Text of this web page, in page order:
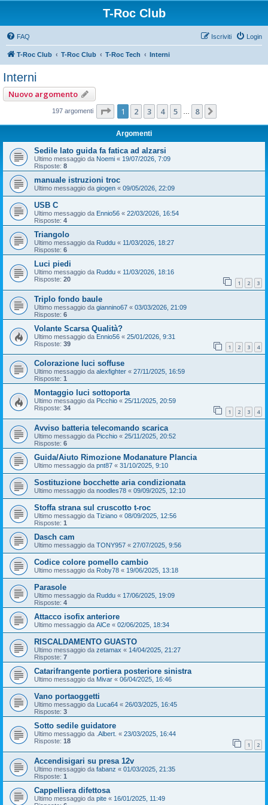
T-Roc Club
FAQ Login
Iscriviti
T-Roc Club T-Roc Club T-Roc Tech Interni
Interni
Nuovo argomento
197 argomenti Pagina di
1 2 3 4 5 8
Argomenti
Sedile lato guida fa fatica ad alzarsi
Ultimo messaggio da Noemi « 19/07/2026, 7:09
Risposte: 8
manuale istruzioni troc
Ultimo messaggio da giogen « 09/05/2026, 22:09
USB C
Ultimo messaggio da Ennio56 « 22/03/2026, 16:54
Risposte: 4
Triangolo
Ultimo messaggio da Ruddu « 11/03/2026, 18:27
Risposte: 6
Luci piedi
Ultimo messaggio da Ruddu « 11/03/2026, 18:16
Risposte: 20 1 2 3
Triplo fondo baule
Ultimo messaggio da giannino67 « 03/03/2026, 21:09
Risposte: 6
Volante Scarsa Qualità?
Ultimo messaggio da Ennio56 « 25/01/2026, 9:31
Risposte: 39 1 2 3 4
Colorazione luci soffuse
Ultimo messaggio da alexfighter « 27/11/2025, 16:59
Risposte: 1
Montaggio luci sottoporta
Ultimo messaggio da Picchio « 25/11/2025, 20:59
Risposte: 34 1 2 3 4
Avviso batteria telecomando scarica
Ultimo messaggio da Picchio « 25/11/2025, 20:52
Risposte: 6
Guida/Aiuto Rimozione Modanature Plancia
Ultimo messaggio da pnt87 « 31/10/2025, 9:10
Sostituzione bocchette aria condizionata
Ultimo messaggio da noodles78 « 09/09/2025, 12:10
Stoffa strana sul cruscotto t-roc
Ultimo messaggio da Tiziano « 08/09/2025, 12:56
Risposte: 1
Dasch cam
Ultimo messaggio da TONY957 « 27/07/2025, 9:56
Codice colore pomello cambio
Ultimo messaggio da Roby78 « 19/06/2025, 13:18
Parasole
Ultimo messaggio da Ruddu « 17/06/2025, 19:09
Risposte: 4
Attacco isofix anteriore
Ultimo messaggio da AlCe « 02/06/2025, 18:34
RISCALDAMENTO GUASTO
Ultimo messaggio da zetamax « 14/04/2025, 21:27
Risposte: 7
Catarifrangente portiera posteriore sinistra
Ultimo messaggio da Mivar « 06/04/2025, 16:46
Vano portaoggetti
Ultimo messaggio da Luca64 « 26/03/2025, 16:45
Risposte: 3
Sotto sedile guidatore
Ultimo messaggio da .Albert. « 23/03/2025, 16:44
Risposte: 18 1 2
Accendisigari su presa 12v
Ultimo messaggio da fabanz « 01/03/2025, 21:35
Risposte: 1
Cappelliera difettosa
Ultimo messaggio da pite « 16/01/2025, 11:49